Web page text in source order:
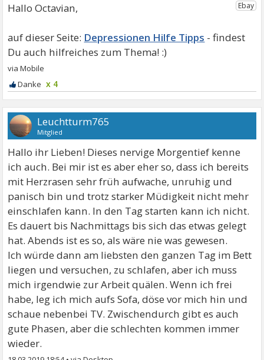
Hallo Octavian,
Depressionen Hilfe Tipps
x 4
Leuchtturm765
Mitglied
Hallo ihr Lieben! Dieses nervige Morgentief kenne
ich auch. Bei mir ist es aber eher so, dass ich bereits
mit Herzrasen sehr früh aufwache, unruhig und
panisch bin und trotz starker Müdigkeit nicht mehr
einschlafen kann. In den Tag starten kann ich nicht.
Es dauert bis Nachmittags bis sich das etwas gelegt
hat. Abends ist es so, als wäre nie was gewesen.
Ich würde dann am liebsten den ganzen Tag im Bett
liegen und versuchen, zu schlafen, aber ich muss
mich irgendwie zur Arbeit quälen. Wenn ich frei
habe, leg ich mich aufs Sofa, döse vor mich hin und
schaue nebenbei TV. Zwischendurch gibt es auch
gute Phasen, aber die schlechten kommen immer
wieder.